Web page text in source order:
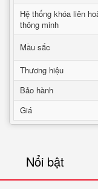
Hệ thống khóa liên
thông minh
Mầu sắc
Thương hiệu
Bảo hành
Giá
Nổi bật